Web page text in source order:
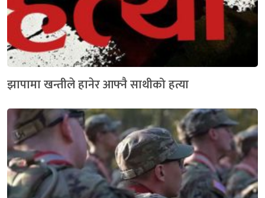
झापामा खन्तीले हानेर आफ्नै साथीको हत्या